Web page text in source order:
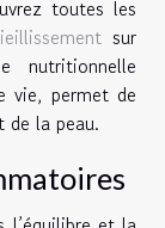
toutes les
sur
nutritionnelle
vie, permet de
de la peau.